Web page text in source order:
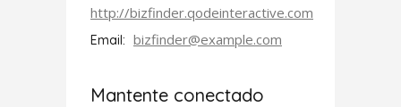
http://bizfinder.qodeinteractive.com
Email: bizfinder@example.com
Mantente conectado